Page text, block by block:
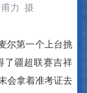
力 摄
尔第一个上台挑
了疆超联赛吉祥
会拿着准考证去